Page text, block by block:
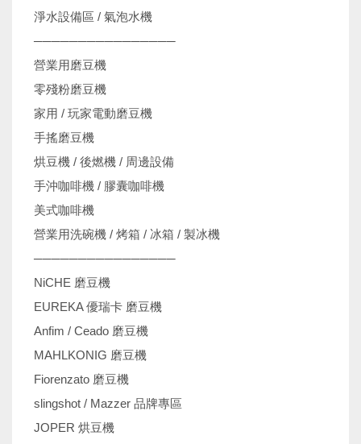
淨水設備區 / 氣泡水機
────────────────
營業用磨豆機
零殘粉磨豆機
家用 / 玩家電動磨豆機
手搖磨豆機
烘豆機 / 後燃機 / 周邊設備
手沖咖啡機 / 膠囊咖啡機
美式咖啡機
營業用洗碗機 / 烤箱 / 冰箱 / 製冰機
────────────────
NiCHE 磨豆機
EUREKA 優瑞卡 磨豆機
Anfim / Ceado 磨豆機
MAHLKONIG 磨豆機
Fiorenzato 磨豆機
slingshot / Mazzer 品牌專區
JOPER 烘豆機